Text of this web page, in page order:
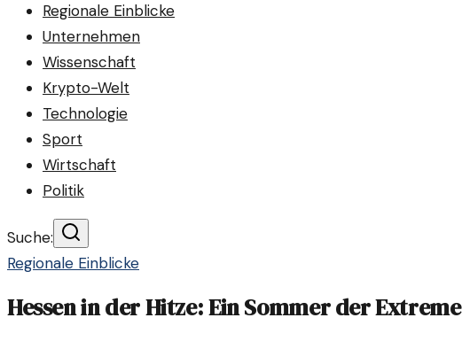
Regionale Einblicke
Unternehmen
Wissenschaft
Krypto-Welt
Technologie
Sport
Wirtschaft
Politik
Suche:
Regionale Einblicke
Hessen in der Hitze: Ein Sommer der Extreme